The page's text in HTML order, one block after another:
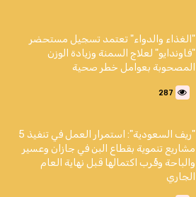
"الغذاء والدواء" تعتمد تسجيل مستحضر
"فاوندايو" لعلاج السمنة وزيادة الوزن
المصحوبة بعوامل خطر صحية
287
"ريف السعودية": استمرار العمل في تنفيذ 5
مشاريع تنموية بقطاع البن في جازان وعسير
والباحة وقُرب اكتمالها قبل نهاية العام
الجاري